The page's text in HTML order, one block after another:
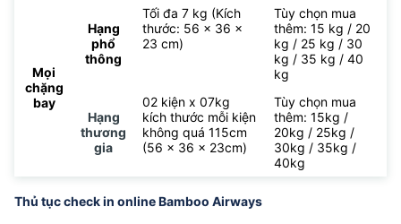
Mọi
chặng
bay
Hạng
phổ
thông
Tối đa 7 kg (Kích
thước: 56 x 36 x
23 cm)
Tùy chọn mua
thêm: 15 kg / 20
kg / 25 kg / 30
kg / 35 kg / 40
kg
Hạng
thương
gia
02 kiện x 07kg
kích thước mỗi kiện
không quá 115cm
(56 x 36 x 23cm)
Tùy chọn mua
thêm: 15kg /
20kg / 25kg /
30kg / 35kg /
40kg
Thủ tục check in online Bamboo Airways